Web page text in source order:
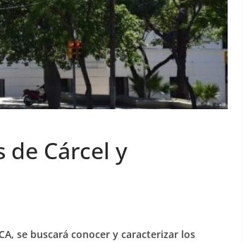
de Cárcel y
se buscará conocer y caracterizar los